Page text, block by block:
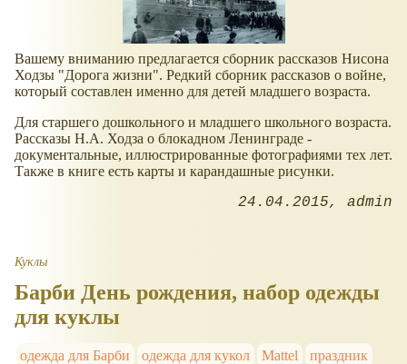
Вашему вниманию предлагается сборник рассказов Нисона
Ходзы "Дорога жизни". Редкий сборник рассказов о войне,
который составлен именно для детей младшего возраста.
Для старшего дошкольного и младшего школьного возраста.
Рассказы Н.А. Ходза о блокадном Ленинграде -
документальные, иллюстрированные фотографиями тех лет.
Также в книге есть карты и карандашные рисунки.
24.04.2015 admin
Куклы
Барби День рождения, набор одежды
для куклы
одежда для Барби одежда для кукол Mattel
праздник